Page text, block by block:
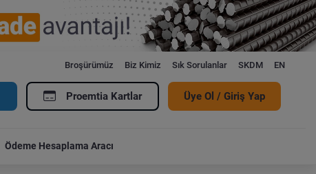
Broşürümüz Biz Kimiz Sık Sorulanlar SKDM EN
Proemtia Kartlar Üye Ol / Giriş Yap
Ödeme Hesaplama Aracı